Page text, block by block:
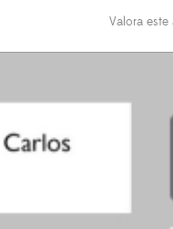
Valora este